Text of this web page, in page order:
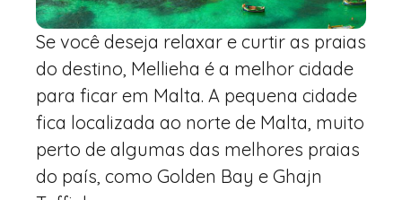
Se você deseja relaxar e curtir as praias
do destino, Mellieha é a melhor cidade
para ficar em Malta. A pequena cidade
fica localizada ao norte de Malta, muito
perto de algumas das melhores praias
do país, como Golden Bay e Ghajn